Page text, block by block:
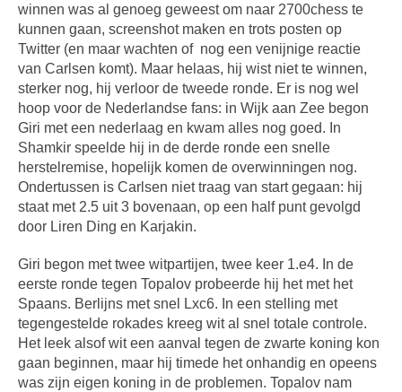
winnen was al genoeg geweest om naar 2700chess te
kunnen gaan, screenshot maken en trots posten op
Twitter (en maar wachten of nog een venijnige reactie
van Carlsen komt). Maar helaas, hij wist niet te winnen,
sterker nog, hij verloor de tweede ronde. Er is nog wel
hoop voor de Nederlandse fans: in Wijk aan Zee begon
Giri met een nederlaag en kwam alles nog goed. In
Shamkir speelde hij in de derde ronde een snelle
herstelremise, hopelijk komen de overwinningen nog.
Ondertussen is Carlsen niet traag van start gegaan: hij
staat met 2.5 uit 3 bovenaan, op een half punt gevolgd
door Liren Ding en Karjakin.
Giri begon met twee witpartijen, twee keer 1.e4. In de
eerste ronde tegen Topalov probeerde hij het met het
Spaans. Berlijns met snel Lxc6. In een stelling met
tegengestelde rokades kreeg wit al snel totale controle.
Het leek alsof wit een aanval tegen de zwarte koning kon
gaan beginnen, maar hij timede het onhandig en opeens
was zijn eigen koning in de problemen. Topalov nam